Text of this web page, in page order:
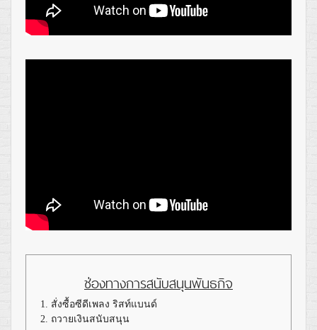
ช่องทางการสนับสนุนพันธกิจ
1. สั่งซื้อซีดีเพลง ริสท์แบนด์
2. ถวายเงินสนับสนุน